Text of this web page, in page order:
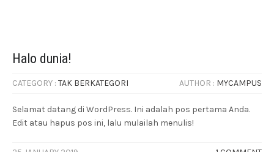
Halo dunia!
CATEGORY : TAK BERKATEGORI AUTHOR : MYCAMPUS
Selamat datang di WordPress. Ini adalah pos pertama Anda.
Edit atau hapus pos ini, lalu mulailah menulis!